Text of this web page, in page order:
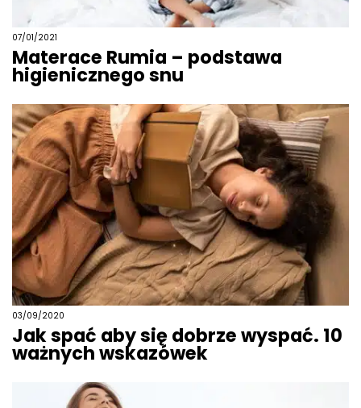
07/01/2021
Materace Rumia – podstawa
higienicznego snu
03/09/2020
Jak spać aby się dobrze wyspać. 10
ważnych wskazówek